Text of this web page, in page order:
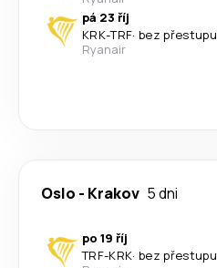
pá 23 říj
KRK-TRF· bez přestupu
Ryanair
Oslo - Krakov 5 dni
po 19 říj
TRF-KRK· bez přestupu